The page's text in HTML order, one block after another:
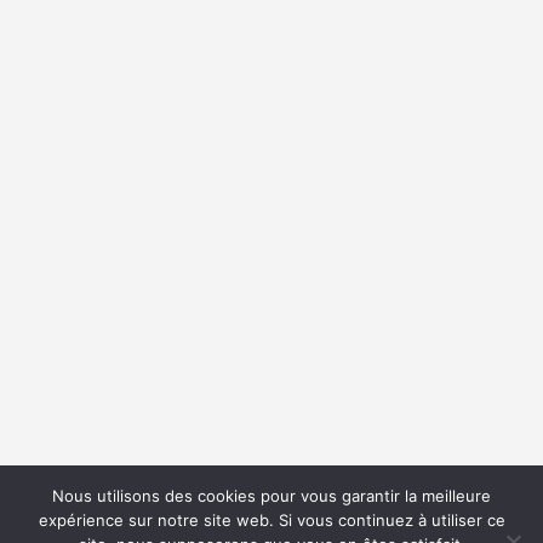
Nous utilisons des cookies pour vous garantir la meilleure
expérience sur notre site web. Si vous continuez à utiliser ce